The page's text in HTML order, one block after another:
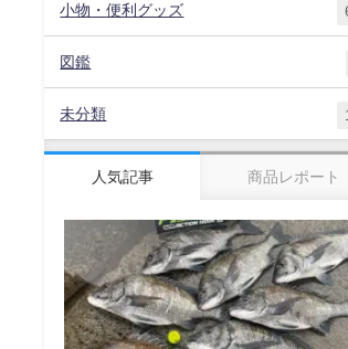
小物・便利グッズ
図鑑
未分類
人気記事 商品レポート